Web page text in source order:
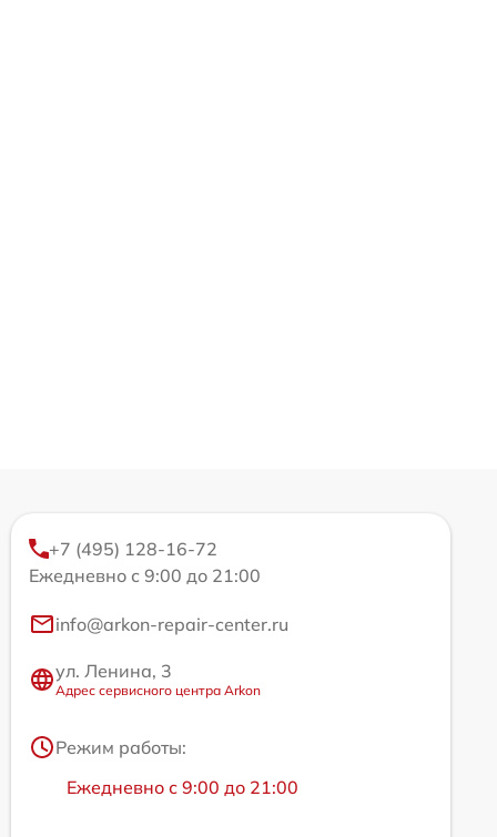
+7 (495) 128-16-72
Ежедневно с 9:00 до 21:00
info@arkon-repair-center.ru
ул. Ленина, 3
Адрес сервисного центра Arkon
Режим работы:
Ежедневно с 9:00 до 21:00